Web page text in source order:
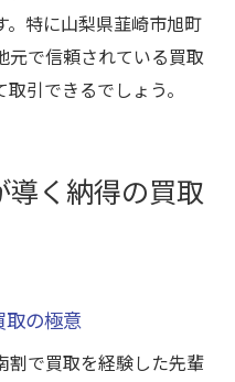
。特に山梨県韮崎市旭町
元で信頼されている買取
引できるでしょう。
く納得の買取
の極意
割で買取を経験した先輩